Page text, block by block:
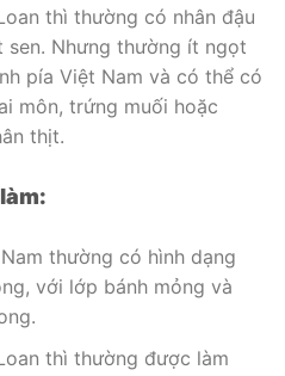
thì thường có nhân đậu
sen. Nhưng thường ít ngọt
pía Việt Nam và có thể có
môn, trứng muối hoặc
thịt.
thường có hình dạng
với lớp bánh mỏng và
thì thường được làm